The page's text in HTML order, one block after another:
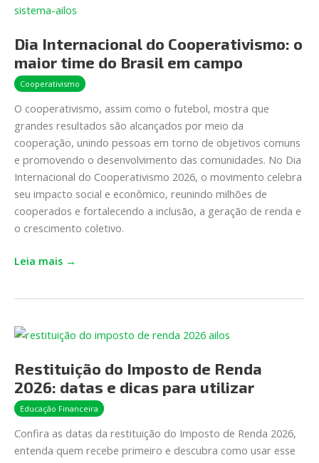
Dia Internacional do Cooperativismo: o
maior time do Brasil em campo
Cooperativismo
O cooperativismo, assim como o futebol, mostra que
grandes resultados são alcançados por meio da
cooperação, unindo pessoas em torno de objetivos comuns
e promovendo o desenvolvimento das comunidades. No Dia
Internacional do Cooperativismo 2026, o movimento celebra
seu impacto social e econômico, reunindo milhões de
cooperados e fortalecendo a inclusão, a geração de renda e
o crescimento coletivo.
Internacional
Cooperativismo:
o
maior
time
do
Brasil
em
campo
Leia mais →
Restituição do Imposto de Renda
2026: datas e dicas para utilizar
Educação Financeira
Confira as datas da restituição do Imposto de Renda 2026,
entenda quem recebe primeiro e descubra como usar esse
Restituição
Imposto
de
Renda
2026:
datas
e